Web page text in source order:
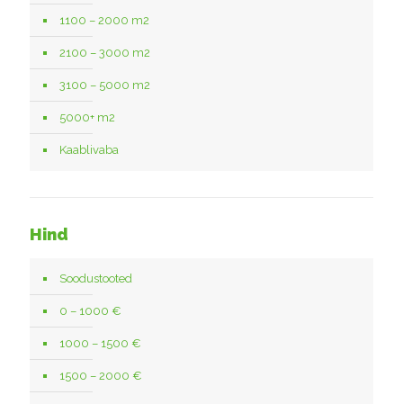
1100 – 2000 m2
2100 – 3000 m2
3100 – 5000 m2
5000+ m2
Kaablivaba
Hind
Soodustooted
0 – 1000 €
1000 – 1500 €
1500 – 2000 €